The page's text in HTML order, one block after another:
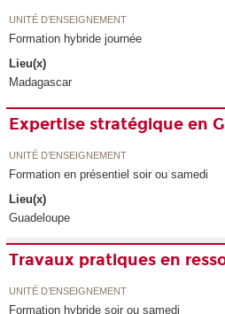
UNITÉ D’ENSEIGNEMENT
Formation hybride journée
Lieu(x)
Madagascar
Expertise stratégique en
UNITÉ D’ENSEIGNEMENT
Formation en présentiel soir ou samedi
Lieu(x)
Guadeloupe
Travaux pratiques en
UNITÉ D’ENSEIGNEMENT
Formation hybride soir ou samedi